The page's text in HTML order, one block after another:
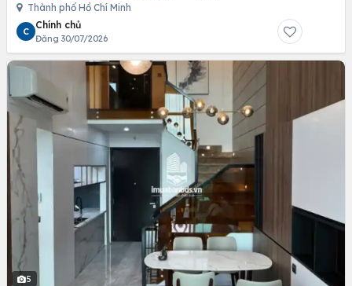
Thành phố Hồ Chí Minh
C
Chính chủ
Đăng 30/07/2026
5